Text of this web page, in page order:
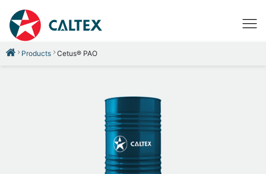
Products Cetus® PAO